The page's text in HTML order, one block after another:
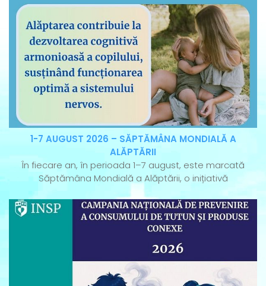
1-7 AUGUST 2026 – SĂPTĂMÂNA MONDIALĂ A
ALĂPTĂRII
În fiecare an, în perioada 1–7 august, este marcată
Săptămâna Mondială a Alăptării, o inițiativă